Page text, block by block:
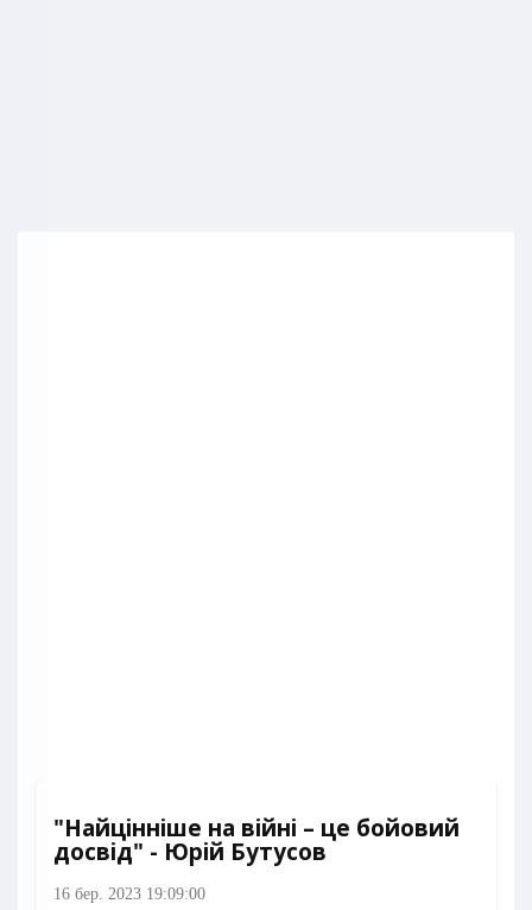
"Найцінніше на війні – це бойовий
досвід" - Юрій Бутусов
16 бер. 2023 19:09:00